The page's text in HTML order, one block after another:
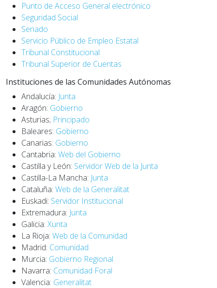
Punto de Acceso General electrónico
Seguridad Social
Senado
Servicio Público de Empleo Estatal
Tribunal Constitucional
Tribunal Superior de Cuentas
Instituciones de las Comunidades Autónomas
Andalucía: Junta
Aragón: Gobierno
Asturias; Principado
Baleares: Gobierno
Canarias: Gobierno
Cantabria: Web del Gobierno
Castilla y León: Servidor Web de la Junta
Castilla-La Mancha: Junta
Cataluña: Web de la Generalitat
Euskadi: Servidor Institucional
Extremadura: Junta
Galicia: Xunta
La Rioja: Web de la Comunidad
Madrid: Comunidad
Murcia: Gobierno Regional
Navarra: Comunidad Foral
Valencia: Generalitat